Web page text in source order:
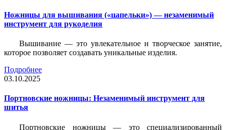
Ножницы для вышивания («цапельки») — незаменимый
инструмент для рукоделия
Вышивание — это увлекательное и творческое занятие,
которое позволяет создавать уникальные изделия.
Подробнее
03.10.2025
Портновские ножницы: Незаменимый инструмент для
шитья
Портновские ножницы — это специализированный